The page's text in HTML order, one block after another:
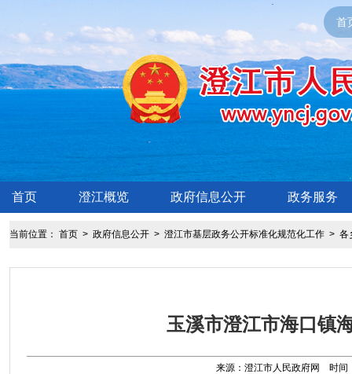
首
首页 澄江概览 政府信息公开 政务服务
当前位置： 首页> 政府信息公开> 澄江市基层政务公开标准化规范化工作> 各
玉溪市澄江市海口镇
来源：澄江市人民政府网 时间